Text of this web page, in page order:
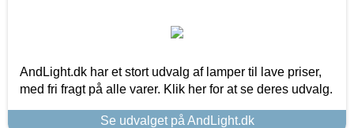
AndLight.dk har et stort udvalg af lamper til lave priser,
med fri fragt på alle varer. Klik her for at se deres udvalg.
Se udvalget på AndLight.dk